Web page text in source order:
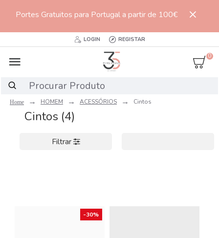
Portes Gratuitos para Portugal a partir de 100€
LOGIN REGISTAR
0
HOMEM ACESSÓRIOS Cintos
Cintos (4)
Filtrar
-30%